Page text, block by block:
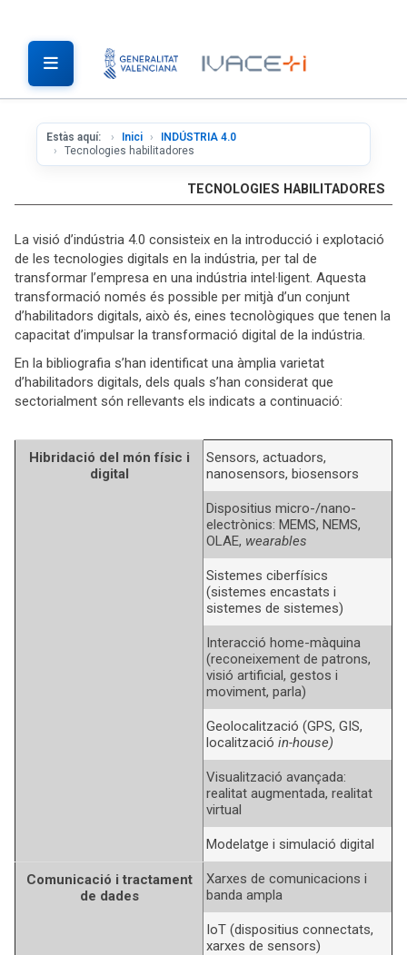
Estàs aquí: Inici
INDÚSTRIA 4.0
Tecnologies habilitadores
TECNOLOGIES HABILITADORES
La visió d’indústria 4.0 consisteix en la introducció i explotació
de les tecnologies digitals en la indústria, per tal de
transformar l’empresa en una indústria intel·ligent. Aquesta
transformació només és possible per mitjà d’un conjunt
d’habilitadors digitals, això és, eines tecnològiques que tenen la
capacitat d’impulsar la transformació digital de la indústria.
En la bibliografia s’han identificat una àmplia varietat
d’habilitadors digitals, dels quals s’han considerat que
sectorialment són rellevants els indicats a continuació:
Hibridació del món físic i
digital
Sensors, actuadors,
nanosensors, biosensors
Dispositius micro-/nano-
electrònics: MEMS, NEMS,
OLAE, wearables
Sistemes ciberfísics
(sistemes encastats i
sistemes de sistemes)
Interacció home-màquina
(reconeixement de patrons,
visió artificial, gestos i
moviment, parla)
Geolocalització (GPS, GIS,
localització in-house)
Visualització avançada:
realitat augmentada, realitat
virtual
Modelatge i simulació digital
Comunicació i tractament
de dades
Xarxes de comunicacions i
banda ampla
IoT (dispositius connectats,
xarxes de sensors)